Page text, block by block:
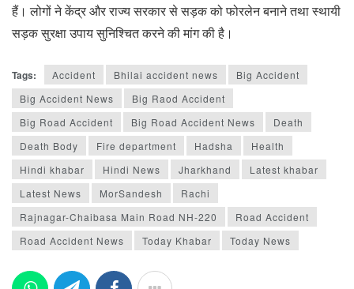
हैं। लोगों ने केंद्र और राज्य सरकार से सड़क को फोरलेन बनाने तथा स्थायी
सड़क सुरक्षा उपाय सुनिश्चित करने की मांग की है।
Tags: Accident Bhilai accident news
Big Accident
Big Accident News
Big Raod Accident
Big Road Accident
Big Road Accident News
Death
Death Body
Fire department Hadsha
Health
Hindi khabar
Hindi News Jharkhand
Latest khabar
Latest News
MorSandesh
Rachi
Rajnagar-Chaibasa Main Road NH-220
Road Accident
Road Accident News
Today Khabar Today News